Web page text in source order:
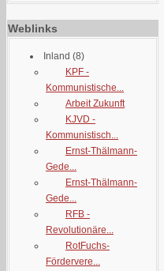
Weblinks
Inland (8)
KPF -
Kommunistische...
Arbeit Zukunft
KJVD -
Kommunistisch...
Ernst-Thälmann-
Gede...
Ernst-Thälmann-
Gede...
RFB -
Revolutionäre...
RotFuchs-
Fördervere...